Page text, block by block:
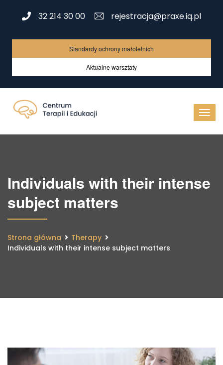
32 214 30 00 rejestracja@praxe.iq.pl
Standardy ochrony małoletnich
Aktualne warsztaty
Individuals with their intense
subject matters
Strona główna
Therapy
Individuals with their intense subject matters